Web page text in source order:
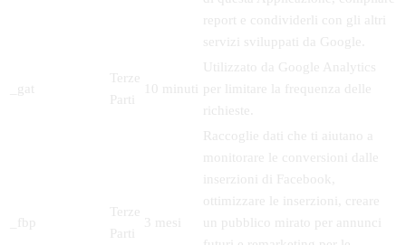
report e condividerli con gli altri
servizi sviluppati da Google.
_gat
Terze
Parti
10 minuti
Utilizzato da Google Analytics
per limitare la frequenza delle
richieste.
_fbp
Terze
Parti
3 mesi
Raccoglie dati che ti aiutano a
monitorare le conversioni dalle
inserzioni di Facebook,
ottimizzare le inserzioni, creare
un pubblico mirato per annunci